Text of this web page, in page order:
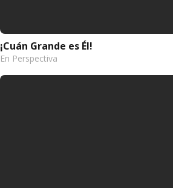
¡Cuán Grande es Él!
En Perspectiva